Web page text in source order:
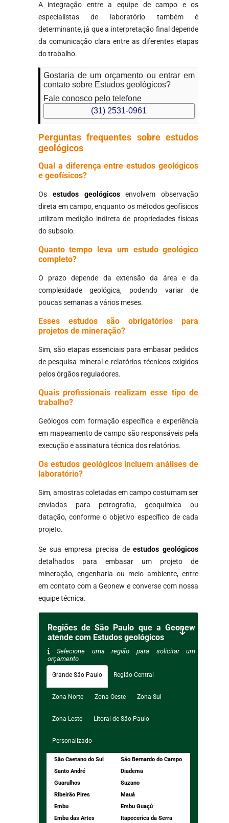
A integração entre a equipe de campo e os
especialistas de laboratório também é
determinante, já que a interpretação final depende
da comunicação clara entre as diferentes etapas
do trabalho.
Gostaria de um orçamento ou entrar em
contato sobre Estudos geológicos?
Fale conosco pelo telefone
(31) 2531-0961
Perguntas frequentes sobre estudos
geológicos
Qual a diferença entre estudos geológicos
e geofísicos?
Os estudos geológicosenvolvem observação
direta em campo, enquanto os métodos geofísicos
utilizam medição indireta de propriedades físicas
do subsolo.
Quanto tempo leva um estudo geológico
completo?
O prazo depende da extensão da área e da
complexidade geológica, podendo variar de
poucas semanas a vários meses.
Esses estudos são obrigatórios para
projetos de mineração?
Sim, são etapas essenciais para embasar pedidos
de pesquisa mineral e relatórios técnicos exigidos
pelos órgãos reguladores.
Quais profissionais realizam esse tipo de
trabalho?
Geólogos com formação específica e experiência
em mapeamento de campo são responsáveis pela
execução e assinatura técnica dos relatórios.
Os estudos geológicos incluem análises de
laboratório?
Sim, amostras coletadas em campo costumam ser
enviadas para petrografia, geoquímica ou
datação, conforme o objetivo específico de cada
projeto.
Se sua empresa precisa deestudos geológicos
detalhados para embasar um projeto de
mineração, engenharia ou meio ambiente, entre
em contato com a Geonew e converse com nossa
equipe técnica.
Regiões de São Paulo que a Geonew
atende com Estudos geológicos
Selecione uma região para solicitar um
orçamento
Grande São Paulo Região Central
Zona Norte Zona Oeste Zona Sul
Zona Leste Litoral de São Paulo
Personalizado
São Caetano do Sul
São Bernardo do Campo
Santo André
Diadema
Guarulhos
Suzano
Ribeirão Pires
Mauá
Embu
Embu Guaçú
Embu das Artes
Itapecerica da Serra